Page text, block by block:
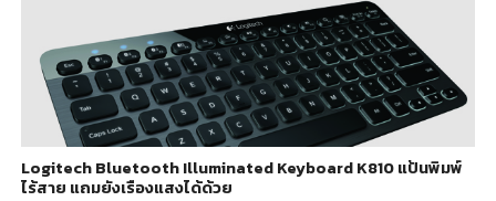
Logitech Bluetooth Illuminated Keyboard K810 แป้นพิมพ์
ไร้สาย แถมยังเรืองแสงได้ด้วย